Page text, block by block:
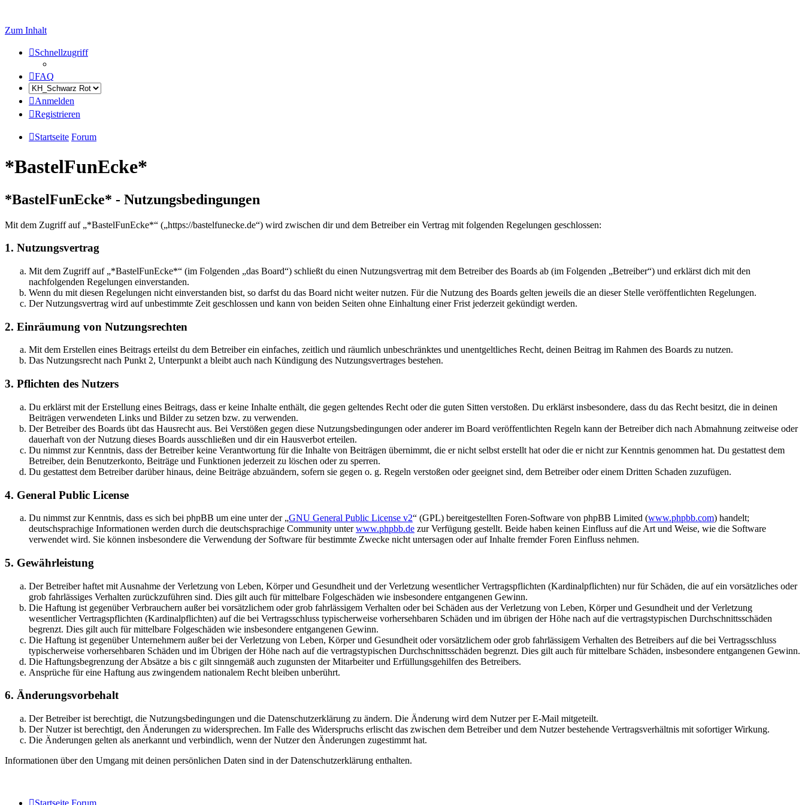
Zum Inhalt
Schnellzugriff
FAQ
Anmelden
Registrieren
Startseite Forum
*BastelFunEcke*
*BastelFunEcke* - Nutzungsbedingungen
Mit dem Zugriff auf „*BastelFunEcke*“ („https://bastelfunecke.de“) wird zwischen dir und dem Betreiber ein Vertrag mit folgenden Regelungen geschlossen:
1. Nutzungsvertrag
Mit dem Zugriff auf „*BastelFunEcke*“ (im Folgenden „das Board“) schließt du einen Nutzungsvertrag mit dem Betreiber des Boards ab (im Folgenden „Betreiber“) und erklärst dich mit den
nachfolgenden Regelungen einverstanden.
Wenn du mit diesen Regelungen nicht einverstanden bist, so darfst du das Board nicht weiter nutzen. Für die Nutzung des Boards gelten jeweils die an dieser Stelle veröffentlichten Regelungen.
Der Nutzungsvertrag wird auf unbestimmte Zeit geschlossen und kann von beiden Seiten ohne Einhaltung einer Frist jederzeit gekündigt werden.
2. Einräumung von Nutzungsrechten
Mit dem Erstellen eines Beitrags erteilst du dem Betreiber ein einfaches, zeitlich und räumlich unbeschränktes und unentgeltliches Recht, deinen Beitrag im Rahmen des Boards zu nutzen.
Das Nutzungsrecht nach Punkt 2, Unterpunkt a bleibt auch nach Kündigung des Nutzungsvertrages bestehen.
3. Pflichten des Nutzers
Du erklärst mit der Erstellung eines Beitrags, dass er keine Inhalte enthält, die gegen geltendes Recht oder die guten Sitten verstoßen. Du erklärst insbesondere, dass du das Recht besitzt, die in deinen
Beiträgen verwendeten Links und Bilder zu setzen bzw. zu verwenden.
Der Betreiber des Boards übt das Hausrecht aus. Bei Verstößen gegen diese Nutzungsbedingungen oder anderer im Board veröffentlichten Regeln kann der Betreiber dich nach Abmahnung zeitweise oder
dauerhaft von der Nutzung dieses Boards ausschließen und dir ein Hausverbot erteilen.
Du nimmst zur Kenntnis, dass der Betreiber keine Verantwortung für die Inhalte von Beiträgen übernimmt, die er nicht selbst erstellt hat oder die er nicht zur Kenntnis genommen hat. Du gestattest dem
Betreiber, dein Benutzerkonto, Beiträge und Funktionen jederzeit zu löschen oder zu sperren.
Du gestattest dem Betreiber darüber hinaus, deine Beiträge abzuändern, sofern sie gegen o. g. Regeln verstoßen oder geeignet sind, dem Betreiber oder einem Dritten Schaden zuzufügen.
4. General Public License
Du nimmst zur Kenntnis, dass es sich bei phpBB um eine unter der „GNU General Public License v2“ (GPL) bereitgestellten Foren-Software von phpBB Limited (www.phpbb.com) handelt;
deutschsprachige Informationen werden durch die deutschsprachige Community unterwww.phpbb.de zur Verfügung gestellt. Beide haben keinen Einfluss auf die Art und Weise, wie die Software
verwendet wird. Sie können insbesondere die Verwendung der Software für bestimmte Zwecke nicht untersagen oder auf Inhalte fremder Foren Einfluss nehmen.
5. Gewährleistung
Der Betreiber haftet mit Ausnahme der Verletzung von Leben, Körper und Gesundheit und der Verletzung wesentlicher Vertragspflichten (Kardinalpflichten) nur für Schäden, die auf ein vorsätzliches oder
grob fahrlässiges Verhalten zurückzuführen sind. Dies gilt auch für mittelbare Folgeschäden wie insbesondere entgangenen Gewinn.
Die Haftung ist gegenüber Verbrauchern außer bei vorsätzlichem oder grob fahrlässigem Verhalten oder bei Schäden aus der Verletzung von Leben, Körper und Gesundheit und der Verletzung
wesentlicher Vertragspflichten (Kardinalpflichten) auf die bei Vertragsschluss typischerweise vorhersehbaren Schäden und im übrigen der Höhe nach auf die vertragstypischen Durchschnittsschäden
begrenzt. Dies gilt auch für mittelbare Folgeschäden wie insbesondere entgangenen Gewinn.
Die Haftung ist gegenüber Unternehmern außer bei der Verletzung von Leben, Körper und Gesundheit oder vorsätzlichem oder grob fahrlässigem Verhalten des Betreibers auf die bei Vertragsschluss
typischerweise vorhersehbaren Schäden und im Übrigen der Höhe nach auf die vertragstypischen Durchschnittsschäden begrenzt. Dies gilt auch für mittelbare Schäden, insbesondere entgangenen Gewinn.
Die Haftungsbegrenzung der Absätze a bis c gilt sinngemäß auch zugunsten der Mitarbeiter und Erfüllungsgehilfen des Betreibers.
Ansprüche für eine Haftung aus zwingendem nationalem Recht bleiben unberührt.
6. Änderungsvorbehalt
Der Betreiber ist berechtigt, die Nutzungsbedingungen und die Datenschutzerklärung zu ändern. Die Änderung wird dem Nutzer per E-Mail mitgeteilt.
Der Nutzer ist berechtigt, den Änderungen zu widersprechen. Im Falle des Widerspruchs erlischt das zwischen dem Betreiber und dem Nutzer bestehende Vertragsverhältnis mit sofortiger Wirkung.
Die Änderungen gelten als anerkannt und verbindlich, wenn der Nutzer den Änderungen zugestimmt hat.
Informationen über den Umgang mit deinen persönlichen Daten sind in der Datenschutzerklärung enthalten.